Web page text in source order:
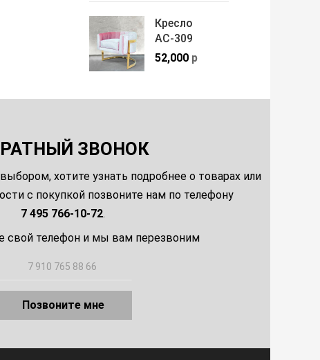
Кресло
АС-309
52,000р
ЗВОНОК
хотите узнать подробнее о товарах или
с покупкой позвоните нам по телефону
7 495 766-10-72.
свой телефон и мы вам перезвоним
Позвоните мне